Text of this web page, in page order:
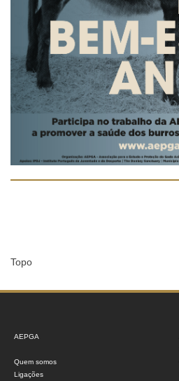
Topo
AEPGA
Quem somos
Ligações